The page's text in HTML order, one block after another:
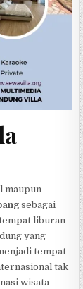
maupun
sebagai
liburan
yang
tempat
tak
wisata